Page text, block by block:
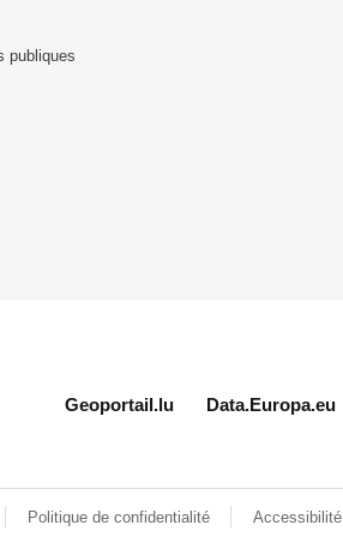
publiques
Geoportail.lu Data.Europa.eu
Politique de confidentialité Accessibilité